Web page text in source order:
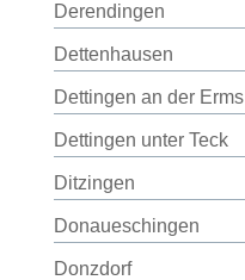
Derendingen
Dettenhausen
Dettingen an der Erms
Dettingen unter Teck
Ditzingen
Donaueschingen
Donzdorf